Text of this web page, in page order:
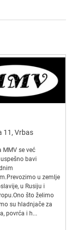
11, Vrbas
MMV se već
bavi
u zemlje
u Rusiju i
što želimo
su hladnjače za
povrća i h...